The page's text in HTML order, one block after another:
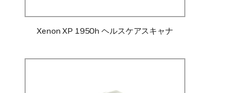
Xenon XP 1950h ヘルスケアスキャナ